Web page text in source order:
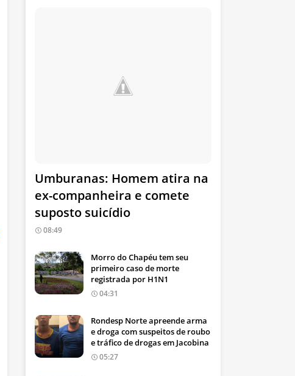
Umburanas: Homem atira na
ex-companheira e comete
suposto suicídio
08:49
Morro do Chapéu tem seu
primeiro caso de morte
registrada por H1N1
04:31
Rondesp Norte apreende arma
e droga com suspeitos de roubo
e tráfico de drogas em Jacobina
05:27